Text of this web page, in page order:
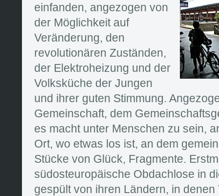
einfanden, angezogen von
der Möglichkeit auf
Veränderung, den
revolutionären Zuständen,
der Elektroheizung und der
Volksküche der Jungen
und ihrer guten Stimmung.
Gemeinschaft, dem
es macht unter Menschen zu sein,
Ort, wo etwas los ist, an dem
Stücke von Glück, Fragmente.
südosteuropäische Obdachlose in
gespült von ihren Ländern, in